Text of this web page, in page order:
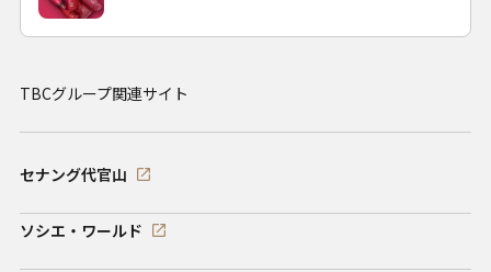
TBCグループ関連サイト
セナング代官山
ソシエ・ワールド